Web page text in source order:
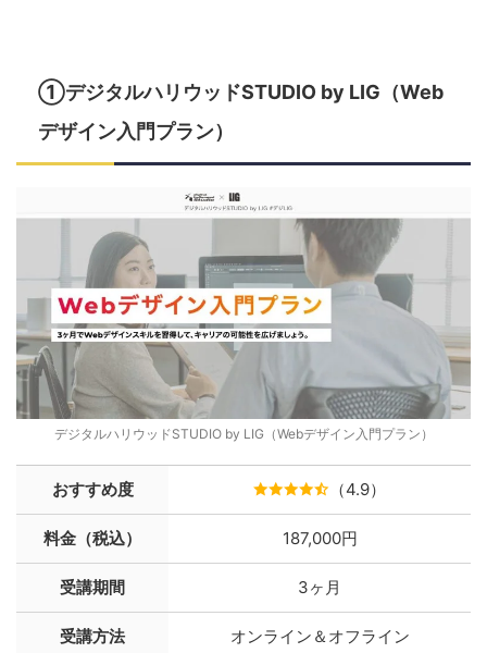
①デジタルハリウッドSTUDIO by LIG（Web
デザイン入門プラン）
デジタルハリウッドSTUDIO by LIG（Webデザイン入門プラン）
おすすめ度 （4.9）
料金（税込） 187,000円
受講期間 3ヶ月
受講方法
オンライン＆オフライン